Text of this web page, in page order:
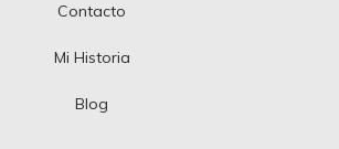
Contacto
Mi Historia
Blog